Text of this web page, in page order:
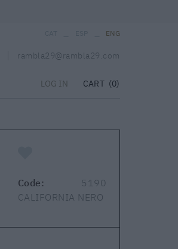
ENG
rambla29@rambla29.com
LOG IN CART (0)
Code: 5190
CALIFORNIA NERO